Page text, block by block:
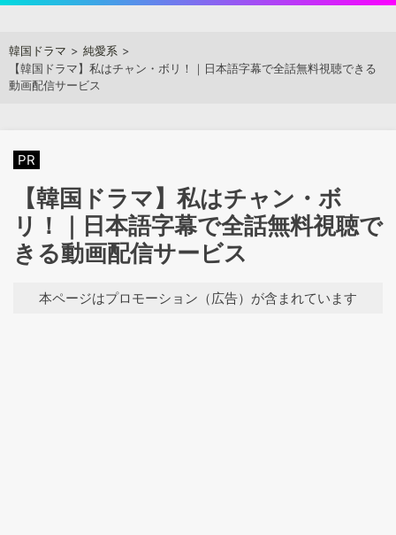
content
アジアンステージ
韓国ドラマ
純愛系
【韓国ドラマ】私はチャン・ボリ！｜日本語字幕で全話無料視聴できる
動画配信サービス
PR
【韓国ドラマ】私はチャン・ボ
リ！｜日本語字幕で全話無料視聴で
きる動画配信サービス
本ページはプロモーション（広告）が含まれています